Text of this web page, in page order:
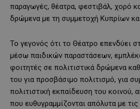
παραγωγές, θέατρα, φεστιβάλ, χορό
δρώμενα με τη συμμετοχή Κυπρίων
Το γεγονός ότι το Θέατρο επενδύει
μέσω παιδικών παραστάσεων,
φοιτητές σε πολιτιστικά δρώμενα
του για προσβάσιμο πολιτισμό, για
πολιτιστική εκπαίδευση του κοινού,
που ευθυγραμμίζονται απόλυτα με